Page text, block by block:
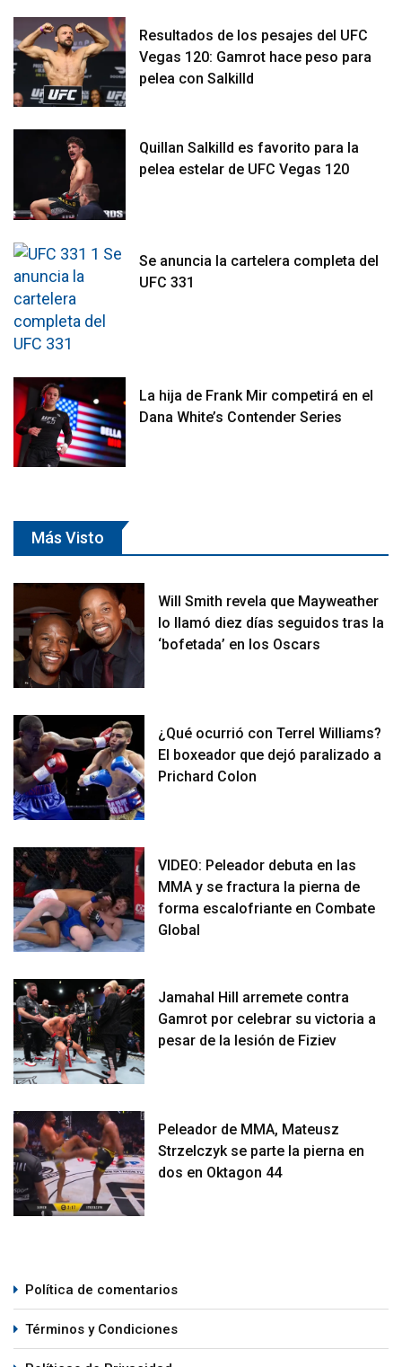
Resultados de los pesajes del UFC
Vegas 120: Gamrot hace peso para
pelea con Salkilld
Quillan Salkilld es favorito para la
pelea estelar de UFC Vegas 120
Se anuncia la cartelera completa del
UFC 331
La hija de Frank Mir competirá en el
Dana White’s Contender Series
Más Visto
Will Smith revela que Mayweather
lo llamó diez días seguidos tras la
‘bofetada’ en los Oscars
¿Qué ocurrió con Terrel Williams?
El boxeador que dejó paralizado a
Prichard Colon
VIDEO: Peleador debuta en las
MMA y se fractura la pierna de
forma escalofriante en Combate
Global
Jamahal Hill arremete contra
Gamrot por celebrar su victoria a
pesar de la lesión de Fiziev
Peleador de MMA, Mateusz
Strzelczyk se parte la pierna en
dos en Oktagon 44
Política de comentarios
Términos y Condiciones